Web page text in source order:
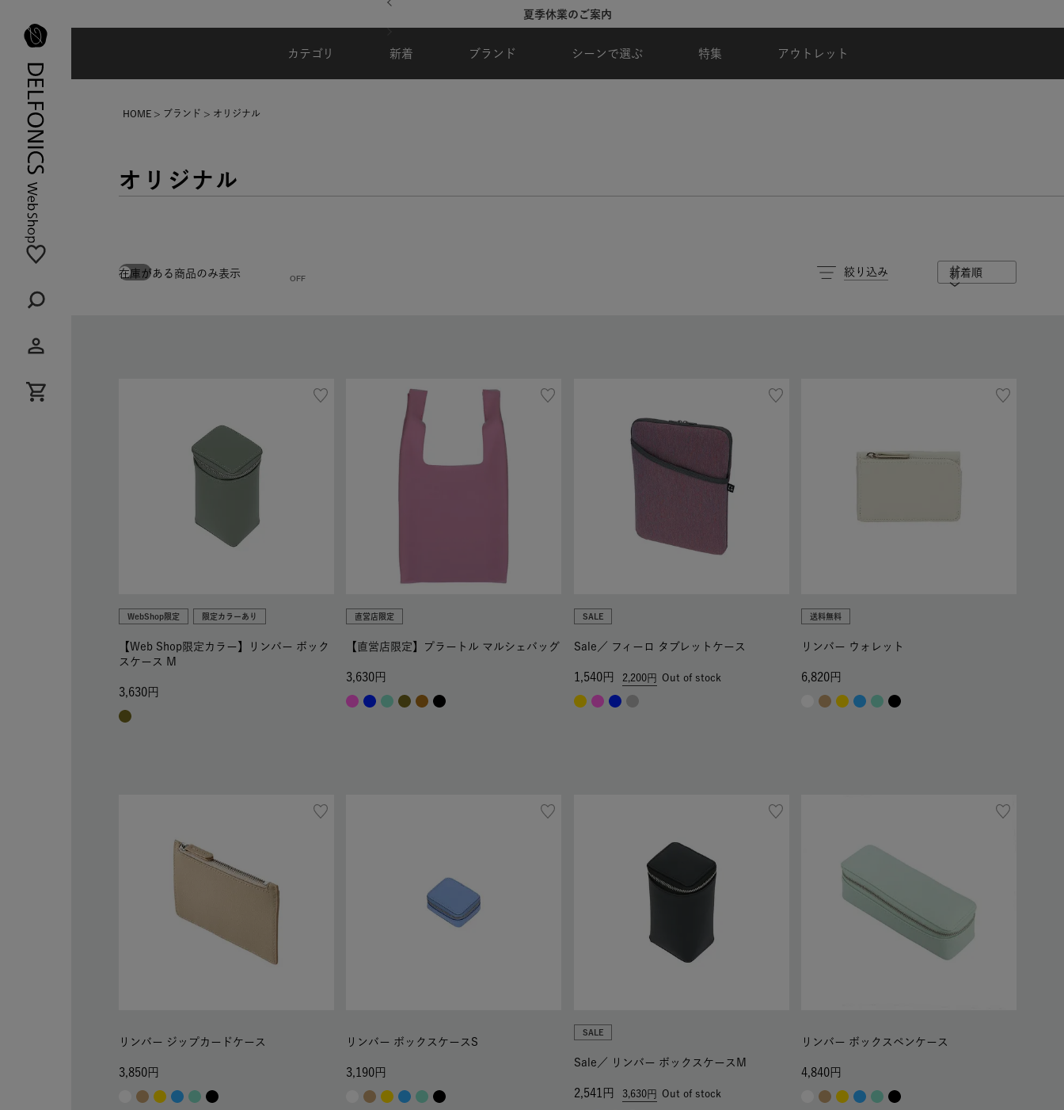
夏季休業のご案内
カテゴリ 新着 ブランド シーンで選ぶ 特集 アウトレット
HOME ブランド オリジナル
オリジナル
在庫がある商品のみ表示 絞り込み 新着順
WebShop限定 限定カラーあり
【Web Shop限定カラー】リンバー ボック
スケース M
3,630
直営店限定
【直営店限定】プラートル マルシェバッグ
3,630
SALE
Sale／ フィーロ タブレットケース
2,200
1,540 Out of stock
送料無料
リンバー ウォレット
6,820
リンバー ジップカードケース
3,850
リンバー ボックスケースS
3,190
SALE
Sale／ リンバー ボックスケースM
3,630
2,541 Out of stock
リンバー ボックスペンケース
4,840